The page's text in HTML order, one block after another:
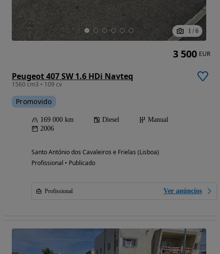
1 / 6
Peugeot 407 SW 1.6 HDi Navteq
1560 cm3 • 109 cv
Promovido
169 000 km Diesel
Manual
2006
Santo António dos Cavaleiros e Frielas (Lisboa)
Profissional • Publicado
Profissional Ver anúncios
3 500 EUR